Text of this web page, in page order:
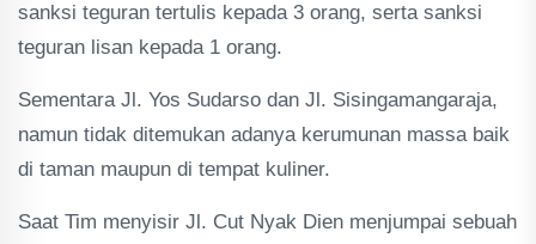
sanksi teguran tertulis kepada 3 orang, serta sanksi
teguran lisan kepada 1 orang.
Sementara Jl. Yos Sudarso dan Jl. Sisingamangaraja,
namun tidak ditemukan adanya kerumunan massa baik
di taman maupun di tempat kuliner.
Saat Tim menyisir Jl. Cut Nyak Dien menjumpai sebuah